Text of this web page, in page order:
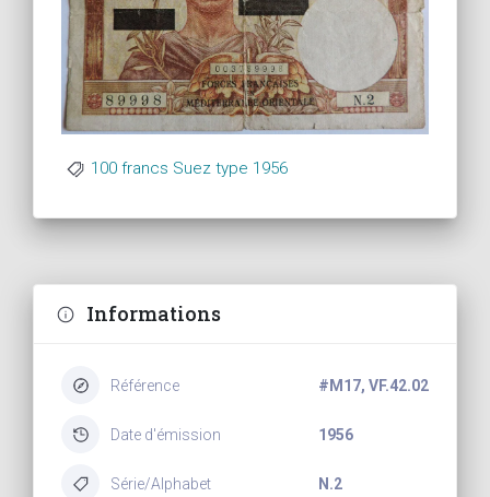
100 francs Suez type 1956
Informations
Référence #M17, VF.42.02
Date d'émission 1956
Série/Alphabet N.2